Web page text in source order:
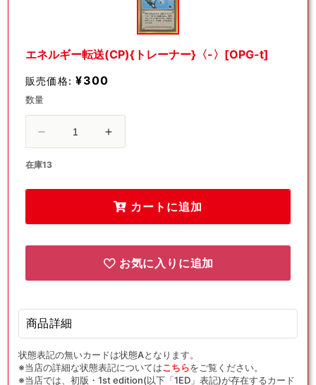
ィ
(1)
を
エネルギー転送(CP){トレーナー}〈-〉[OPG-t]
販売価格: ¥300
数量
ネ
ル
ギ
転
ー
ナ
ー}
〈-〉
[OPG-
エ
ギ
ー
転
(CP)
{ト
ー
ー}
〈-〉
[OPG-
在庫13
カートに追加
お気に入りに追加
商品詳細
状態表記の無いカードは状態Aとなります。
※当店の詳細な状態表記についてはこちらをご覧ください。
※当店では、初版・1st edition(以下「1ED」表記)が存在するカード